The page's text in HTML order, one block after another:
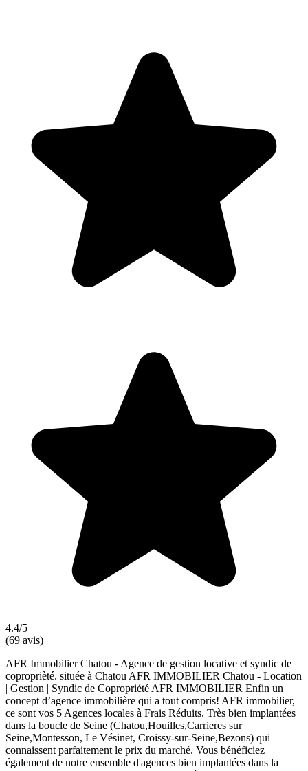
4.4/5
(69 avis)
AFR Immobilier Chatou - Agence de gestion locative et syndic de
coproprièté. située à Chatou AFR IMMOBILIER Chatou - Location
| Gestion | Syndic de Copropriété AFR IMMOBILIER Enfin un
concept d’agence immobilière qui a tout compris! AFR immobilier,
ce sont vos 5 Agences locales à Frais Réduits. Très bien implantées
dans la boucle de Seine (Chatou,Houilles,Carrieres sur
Seine,Montesson, Le Vésinet, Croissy-sur-Seine,Bezons) qui
connaissent parfaitement le prix du marché. Vous bénéficiez
également de notre ensemble d'agences bien implantées dans la